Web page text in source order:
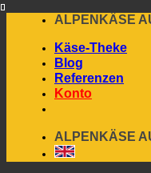
content
ALPENKÄSE
Käse-Theke
Blog
Referenzen
Konto
ALPENKÄSE